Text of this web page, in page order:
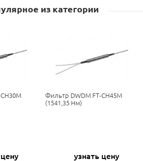
из категории
Фильтр DWDM FT-CH45M
(1541,35 Нм)
узнать цену